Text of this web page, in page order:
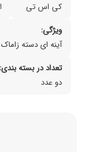
کی اس تی
ویژگی:
آینه ای دسته
تعداد در بسته بندی:
دو عدد